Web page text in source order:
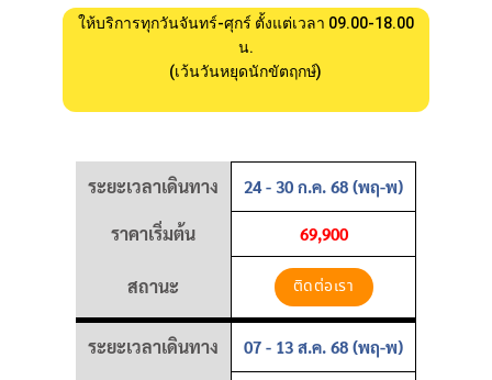
ให้บริการทุกวันจันทร์-ศุกร์ ตั้งแต่เวลา 09.00-18.00
น.
(เว้นวันหยุดนักขัตฤกษ์)
ระยะเวลาเดินทาง 24 - 30 ก.ค. 68 (พฤ-พ)
ราคาเริ่มต้น 69,900
สถานะ ติดต่อเรา
ระยะเวลาเดินทาง 07 - 13 ส.ค. 68 (พฤ-พ)